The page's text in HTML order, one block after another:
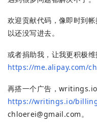
欢迎贡献代码，像即时到
以还没写进去。
或者捐助我，让我更积极
https://me.alipay.com/
再搭一个广告，writings.io
https://writings.io/
chloerei@gmail.com。